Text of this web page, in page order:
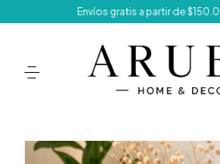
Envíos gratis a partir de $150.000